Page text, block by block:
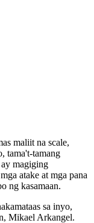
maliit na scale,
tama't-tamang
magiging
atake at mga pana
ng kasamaan.
sa inyo,
Mikael Arkangel.